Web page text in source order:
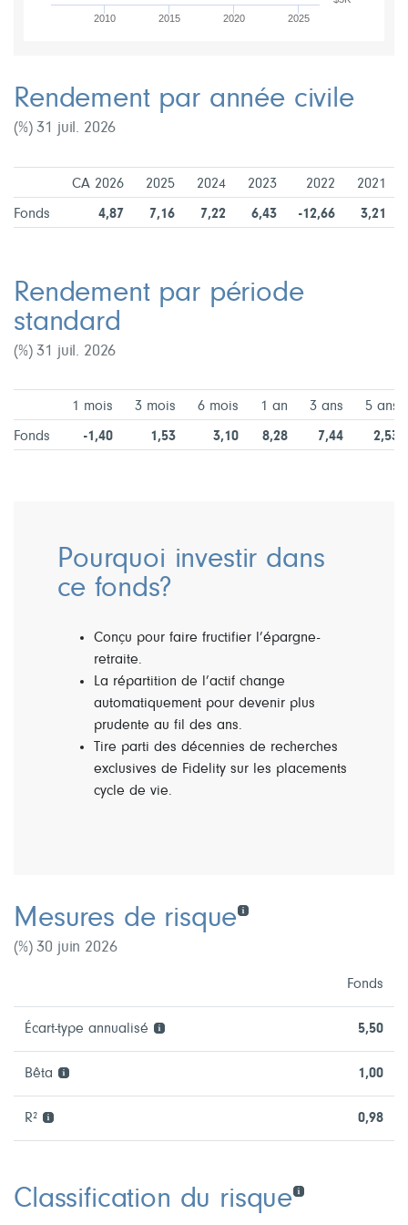
2010 2015 2020 2025
Rendement par année civile
(%) 31 juil. 2026
CA 2026 2025 2024 2023 2022 2021
Fonds 4,87 7,16 7,22 6,43 -12,66 3,21
Rendement par période
standard
(%) 31 juil. 2026
1 mois 3 mois 6 mois 1 an 3 ans 5 ans
Fonds -1,40 1,53 3,10 8,28 7,44 2,53
Pourquoi investir dans
ce fonds?
Conçu pour faire fructifier l’épargne-
retraite.
La répartition de l’actif change
automatiquement pour devenir plus
prudente au fil des ans.
Tire parti des décennies de recherches
exclusives de Fidelity sur les placements
cycle de vie.
Mesures de risque
(%) 30 juin 2026
Fonds
Écart-type annualisé 5,50
Bêta 1,00
R² 0,98
Classification du risque